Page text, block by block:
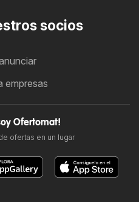
socios
empresas
Ofertomat!
ofertas en un lugar